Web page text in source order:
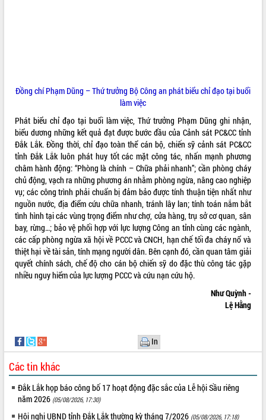
LIÊN KẾT WEB
THỐNG KÊ TRUY CẬP
Đồng chí Phạm Dũng – Thứ trưởng Bộ Công an phát biểu chỉ đạo tại buổi
làm việc
Phát biểu chỉ đạo tại buổi làm việc, Thứ trưởng Phạm Dũng ghi nhận,
biểu dương những kết quả đạt được bước đầu của Cảnh sát PC&CC tỉnh
Đắk Lắk. Đồng thời, chỉ đạo toàn thể cán bộ, chiến sỹ cảnh sát PC&CC
tỉnh Đắk Lắk luôn phát huy tốt các mặt công tác, nhấn mạnh phương
châm hành động: “Phòng là chính – Chữa phải nhanh”; cần phòng cháy
chủ động, vạch ra những phương án nhằm phòng ngừa, nâng cao nghiệp
vụ; các công trình phải chuẩn bị đảm bảo được tính thuận tiện nhất như
nguồn nước, địa điểm cứu chữa nhanh, tránh lây lan; tính toán nắm bắt
tình hình tại các vùng trọng điểm như chợ, cửa hàng, trụ sở cơ quan, sân
bay, rừng…; bảo vệ phối hợp với lực lượng Công an tỉnh cùng các ngành,
các cấp phòng ngừa xã hội về PCCC và CNCH, hạn chế tối đa cháy nổ và
thiệt hại về tài sản, tính mạng người dân. Bên cạnh đó, cần quan tâm giải
quyết chính sách, chế độ cho cán bộ chiến sỹ do đặc thù công tác gặp
nhiều nguy hiểm của lực lượng PCCC và cứu nạn cứu hộ.
Như Quỳnh -
Lệ Hằng
In
Các tin khác
Đắk Lắk họp báo công bố 17 hoạt động đặc sắc của Lễ hội Sầu riêng
năm 2026 (05/08/2026, 17:30)
Hội nghị UBND tỉnh Đắk Lắk thường kỳ tháng 7/2026 (05/08/2026, 17:18)